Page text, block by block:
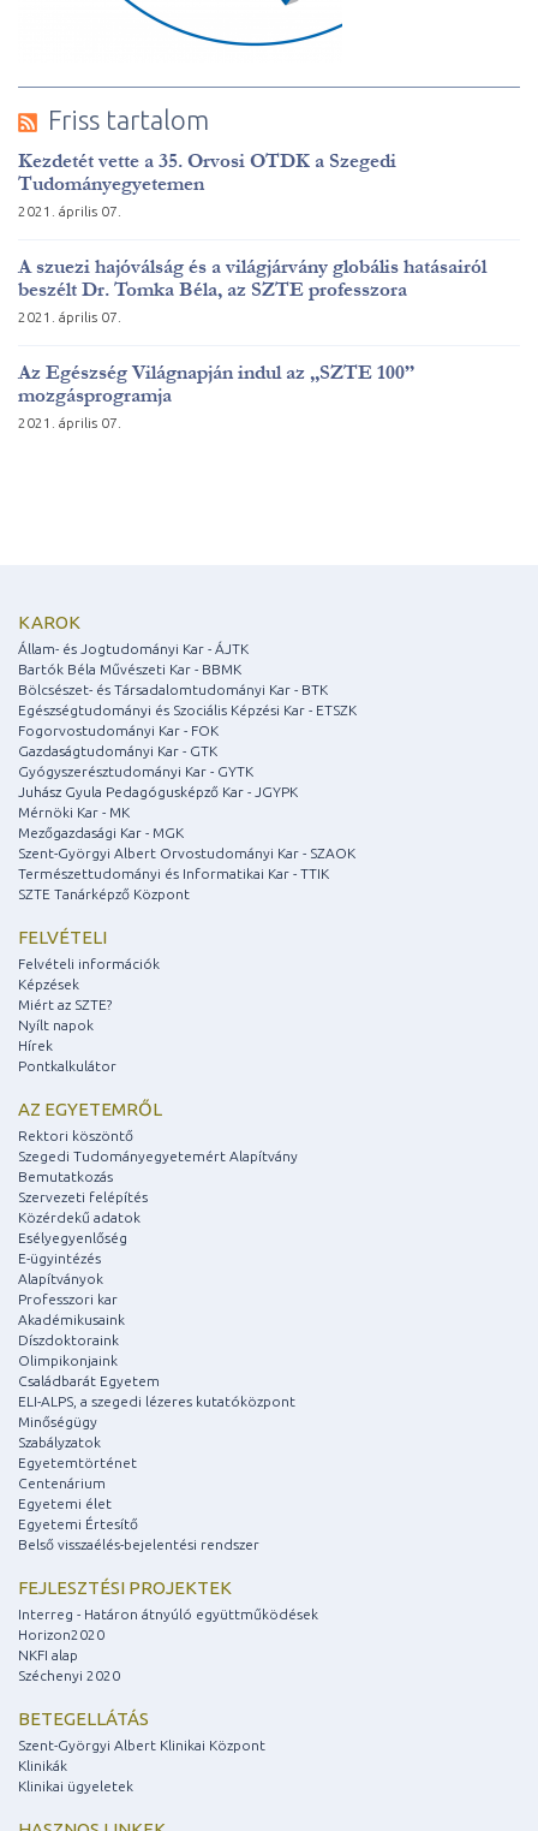
Friss tartalom
Kezdetét vette a 35. Orvosi OTDK a Szegedi
Tudományegyetemen
2021. április 07.
A szuezi hajóválság és a világjárvány globális hatásairól
beszélt Dr. Tomka Béla, az SZTE professzora
2021. április 07.
Az Egészség Világnapján indul az „SZTE 100”
mozgásprogramja
2021. április 07.
KAROK
Állam- és Jogtudományi Kar - ÁJTK
Bartók Béla Művészeti Kar - BBMK
Bölcsészet- és Társadalomtudományi Kar - BTK
Egészségtudományi és Szociális Képzési Kar - ETSZK
Fogorvostudományi Kar - FOK
Gazdaságtudományi Kar - GTK
Gyógyszerésztudományi Kar - GYTK
Juhász Gyula Pedagógusképző Kar - JGYPK
Mérnöki Kar - MK
Mezőgazdasági Kar - MGK
Szent-Györgyi Albert Orvostudományi Kar - SZAOK
Természettudományi és Informatikai Kar - TTIK
SZTE Tanárképző Központ
FELVÉTELI
Felvételi információk
Képzések
Miért az SZTE?
Nyílt napok
Hírek
Pontkalkulátor
AZ EGYETEMRŐL
Rektori köszöntő
Szegedi Tudományegyetemért Alapítvány
Bemutatkozás
Szervezeti felépítés
Közérdekű adatok
Esélyegyenlőség
E-ügyintézés
Alapítványok
Professzori kar
Akadémikusaink
Díszdoktoraink
Olimpikonjaink
Családbarát Egyetem
ELI-ALPS, a szegedi lézeres kutatóközpont
Minőségügy
Szabályzatok
Egyetemtörténet
Centenárium
Egyetemi élet
Egyetemi Értesítő
Belső visszaélés-bejelentési rendszer
FEJLESZTÉSI PROJEKTEK
Interreg - Határon átnyúló együttműködések
Horizon2020
NKFI alap
Széchenyi 2020
BETEGELLÁTÁS
Szent-Györgyi Albert Klinikai Központ
Klinikák
Klinikai ügyeletek